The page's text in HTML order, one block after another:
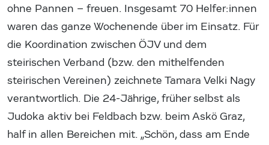
ohne Pannen – freuen. Insgesamt 70 Helfer:innen
waren das ganze Wochenende über im Einsatz. Für
die Koordination zwischen ÖJV und dem
steirischen Verband (bzw. den mithelfenden
steirischen Vereinen) zeichnete Tamara Velki Nagy
verantwortlich. Die 24-Jährige, früher selbst als
Judoka aktiv bei Feldbach bzw. beim Askö Graz,
half in allen Bereichen mit. „Schön, dass am Ende